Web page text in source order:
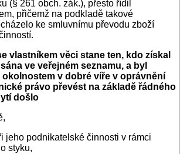
(§ 261 obch. zák.), přesto řídil
přičemž na podkladě takové
ke smluvnímu převodu zboží
vlastníkem věci stane ten, kdo získal
ve veřejném seznamu, a byl
okolnostem v dobré víře v oprávnění
právo převést na základě řádného
došlo
jeho podnikatelské činnosti v rámci
styku,